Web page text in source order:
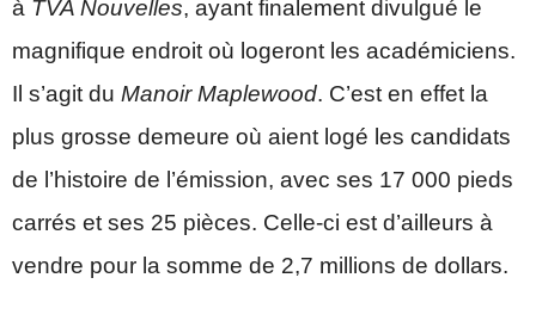
à TVA Nouvelles, ayant finalement divulgué le
magnifique endroit où logeront les académiciens.
Il s’agit du Manoir Maplewood. C’est en effet la
plus grosse demeure où aient logé les candidats
de l’histoire de l’émission, avec ses 17 000 pieds
carrés et ses 25 pièces. Celle-ci est d’ailleurs à
vendre pour la somme de 2,7 millions de dollars.